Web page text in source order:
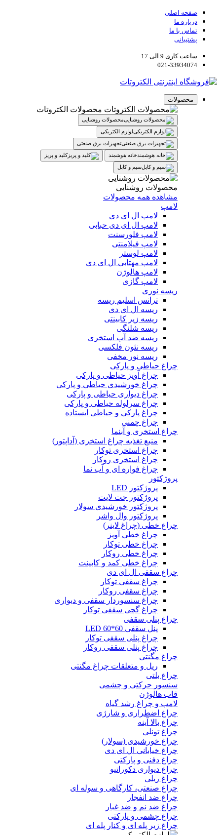
صفحه اصلی
درباره ما
تماس با ما
پشتیبانی
ساعت کاری 9 الی 17
021-33934074
محصولات
محصولات الکتروتات
محصولات روشنایی
لوازم الکتریکی
تجهیزات برق صنعتی
خانه هوشمند
کلید و پریز
سیم و کابل
محصولات روشنایی
مشاهده همه محصولات
لامپ
لامپ ال ای دی
لامپ ال ای دی حبابی
لامپ فلورسنت
لامپ فیلامنتی
لامپ لوستر
لامپ مهتابی ال ای دی
لامپ هالوژن
لامپ گازی
ریسه نوری
ترانس اسلیم ریسه
ریسه ال ای دی
ریسه زیر کابینتی
ریسه شلنگی
ریسه ضد آب استخری
ریسه نئون فلکسی
ریسه نور مخفی
چراغ حیاطی و پارکی
چراغ آویز حیاطی و پارکی
چراغ خورشیدی حیاطی و پارکی
چراغ دیواری حیاطی و پارکی
چراغ سرلوله حیاطی و پارکی
چراغ پارکی و حیاطی ایستاده
چراغ چمنی
چراغ استخری و آبنما
منبع تغذیه چراغ استخری (آداپتور)
چراغ استخری توکار
چراغ استخری روکار
چراغ فواره ای و آب نما
پروژکتور
پروژکتور LED
پروژکتور جت لایت
پروژکتور خورشیدی سولار
پروژکتور وال واشر
چراغ خطی (چراغ لاینر)
چراغ خطی آویز
چراغ خطی توکار
چراغ خطی روکار
چراغ خطی کمد و کابینت
چراغ سقفی ال ای دی
چراغ سقفی توکار
چراغ سقفی روکار
چراغ سنسوردار سقفی و دیواری
چراغ گچی سقفی توکار
چراغ پنلی سقفی
پنل سقفی 60*60 LED
چراغ پنلی سقفی توکار
چراغ پنلی سقفی روکار
چراغ مگنتی
ریل و متعلقات چراغ مگنتی
چراغ بلتی
سنسور حرکتی و چشمی
قاب هالوژن
لامپ و چراغ رشد گیاه
چراغ اضطراری و شارژی
چراغ بالا آینه
چراغ تونلی
چراغ خورشیدی (سولار)
چراغ خیابانی ال ای دی
چراغ دفنی و پارکتی
چراغ دیواری دکوراتیو
چراغ ریلی
چراغ صنعتی، کارگاهی و سوله ای
چراغ ضد انفجار
چراغ ضد نم و ضد غبار
چراغ چشمی و پارکتی
چراغ‌ زیر‌ پله‌ ای و کنار‌ پله‌ ای